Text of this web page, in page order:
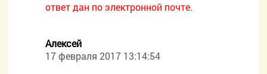
ответ дан по электронной почте.
Алексей
17 февраля 2017 13:14:54